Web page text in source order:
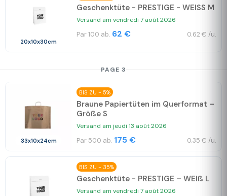
20x10x30cm
Geschenktüte - PRESTIGE - WEISS M
Versand am vendredi 7 août 2026
Par 100 ab. 62 € 0.62 € /u.
PAGE 3
33x10x24cm
BIS ZU - 5%
Braune Papiertüten im Querformat –
Größe S
Versand am jeudi 13 août 2026
Par 500 ab. 175 € 0.35 € /u.
BIS ZU - 35%
Geschenktüte - PRESTIGE – WEIß L
Versand am vendredi 7 août 2026